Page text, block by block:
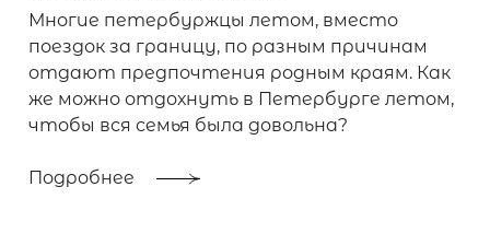
Многие петербуржцы летом, вместо
поездок за границу, по разным причинам
отдают предпочтения родным краям. Как
же можно отдохнуть в Петербурге летом,
чтобы вся семья была довольна?
Подробнее